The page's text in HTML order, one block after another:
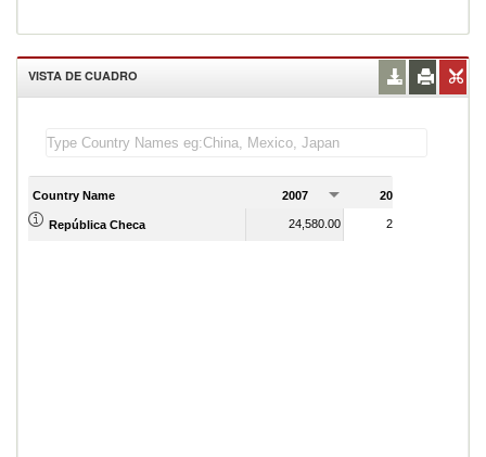
VISTA DE CUADRO
Country Name 2007 2008
República Checa 24,580.00 26,230.00